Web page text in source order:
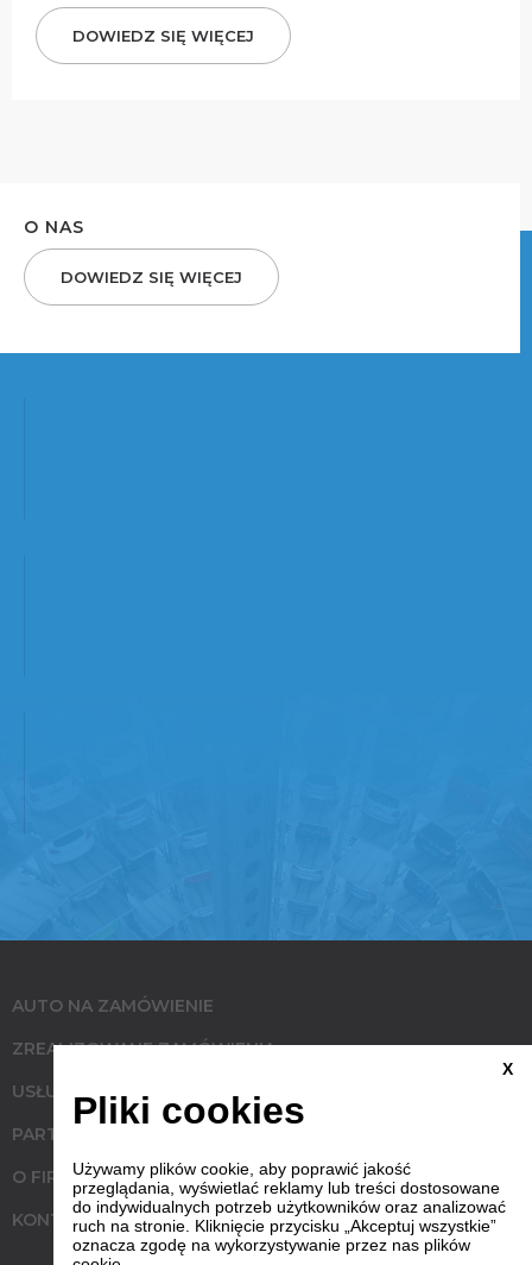
DOWIEDZ SIĘ WIĘCEJ
O NAS
DOWIEDZ SIĘ WIĘCEJ
AUTO NA ZAMÓWIENIE
ZREALIZOWANE ZAMÓWIENIA
USŁUGI
PARTNERZY
O FIRMIE
KONTAKT
X
Pliki cookies
Używamy plików cookie, aby poprawić jakość
przeglądania, wyświetlać reklamy lub treści dostosowane
do indywidualnych potrzeb użytkowników oraz analizować
ruch na stronie. Kliknięcie przycisku „Akceptuj wszystkie”
oznacza zgodę na wykorzystywanie przez nas plików